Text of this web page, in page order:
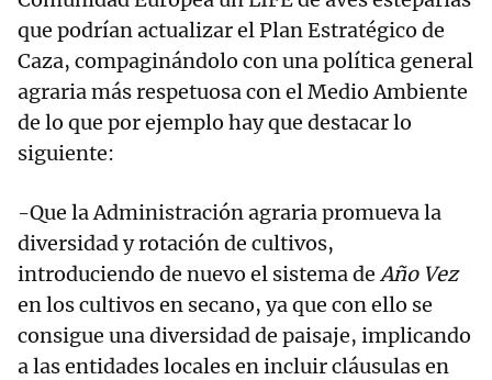
que podrían actualizar el Plan Estratégico de
Caza, compaginándolo con una política general
agraria más respetuosa con el Medio Ambiente
de lo que por ejemplo hay que destacar lo
siguiente:
-Que la Administración agraria promueva la
diversidad y rotación de cultivos,
introduciendo de nuevo el sistema deAño Vez
en los cultivos en secano, ya que con ello se
consigue una diversidad de paisaje, implicando
a las entidades locales en incluir cláusulas en